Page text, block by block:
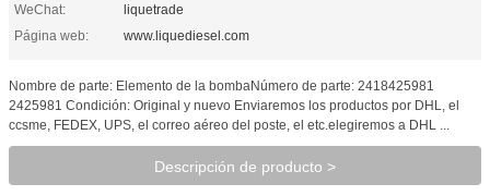
WeChat:
liquetrade
Página web:
www.liquediesel.com
Nombre de parte: Elemento de la bombaNúmero de parte: 2418425981
2425981 Condición: Original y nuevo Enviaremos los productos por DHL, el
ccsme, FEDEX, UPS, el correo aéreo del poste, el etc.elegiremos a DHL ...
Descripción de producto >